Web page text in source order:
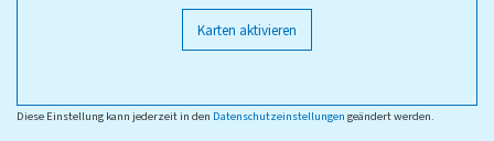
Karten aktivieren
Diese Einstellung kann jederzeit in den Datenschutzeinstellungen geändert werden.